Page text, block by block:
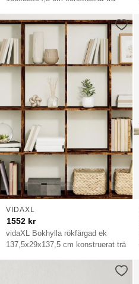
vidaXL Bokhylla rökfärgad ek
137,5x29x137,5 cm konstruerat trä
VIDAXL
1552 kr